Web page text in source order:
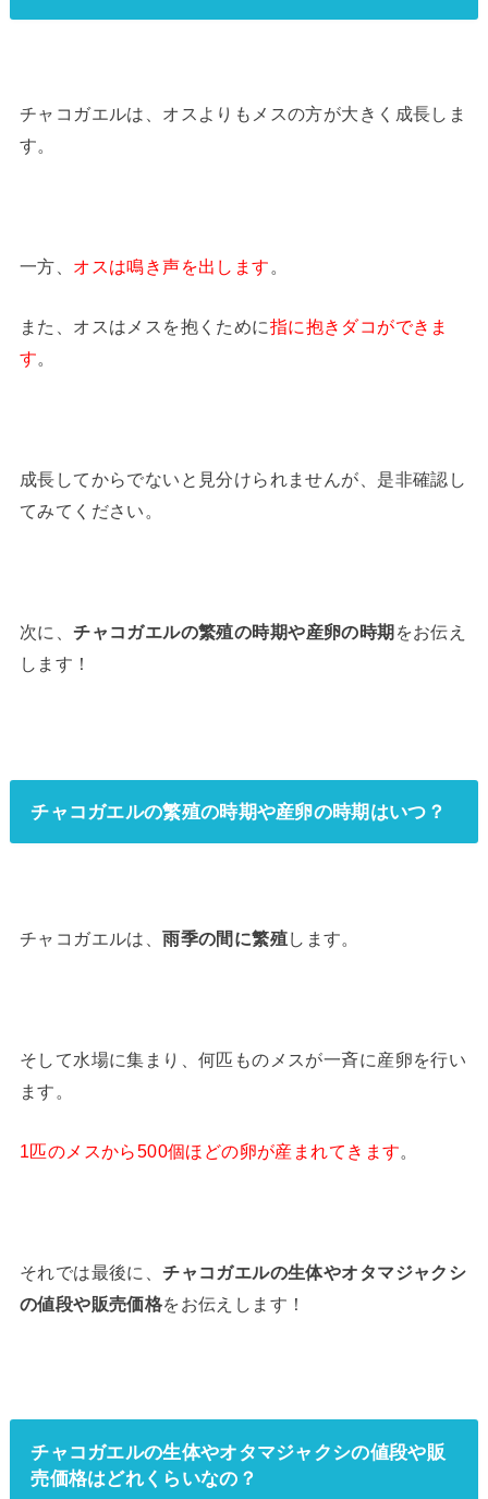
チャコガエルは、オスよりもメスの方が大きく成長しま
す。
一方、 オスは鳴き声を出します 。
また、オスはメスを抱くために指に抱きダコができま
す。
成長してからでないと見分けられませんが、是非確認し
てみてください。
次に、チャコガエルの繁殖の時期や産卵の時期をお伝え
します！
チャコガエルの繁殖の時期や産卵の時期はいつ？
チャコガエルは、雨季の間に繁殖します。
そして水場に集まり、何匹ものメスが一斉に産卵を行い
ます。
1匹のメスから500個ほどの卵が産まれてきます。
それでは最後に、チャコガエルの生体やオタマジャクシ
の値段や販売価格をお伝えします！
チャコガエルの生体やオタマジャクシの値段や販
売価格はどれくらいなの？